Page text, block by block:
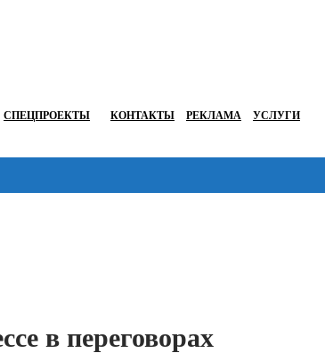
СПЕЦПРОЕКТЫ КОНТАКТЫ РЕКЛАМА УСЛУГИ
в переговорах